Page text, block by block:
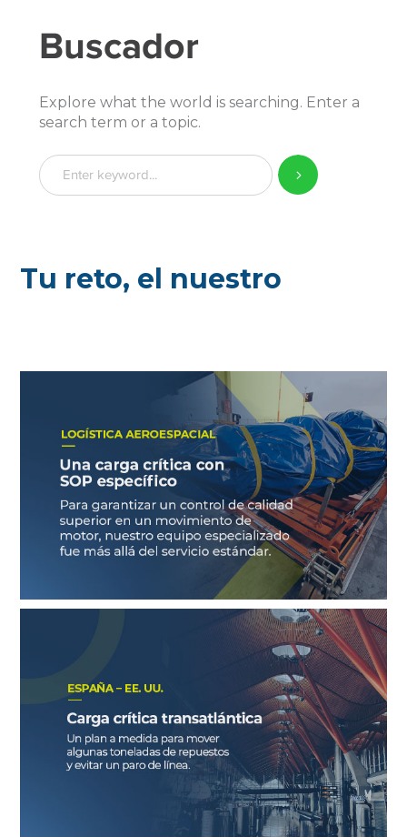
Buscador
Explore what the world is searching. Enter a
search term or a topic.
Tu reto, el nuestro